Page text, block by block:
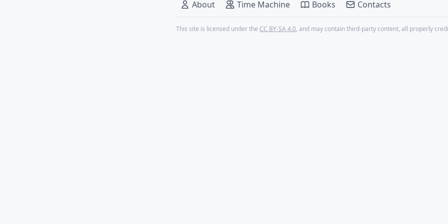
About Time Machine Books Contacts
This site is licensed under the CC BY-SA 4.0, and may contain third-party content, all properly